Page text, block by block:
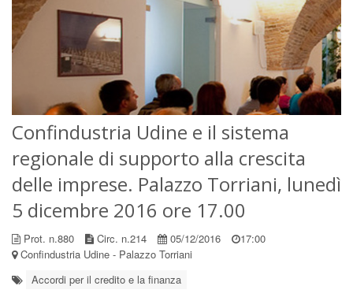
Confindustria Udine e il sistema
regionale di supporto alla crescita
delle imprese. Palazzo Torriani, lunedì
5 dicembre 2016 ore 17.00
Prot. n.880 Circ. n.214 05/12/2016
17:00
Confindustria Udine - Palazzo Torriani
Accordi per il credito e la finanza